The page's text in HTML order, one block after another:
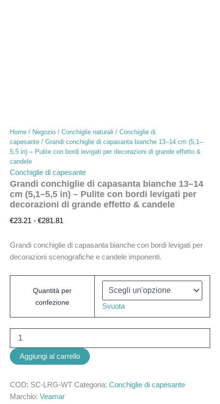
Home / Negozio / Conchiglie naturali / Conchiglie di
capesante / Grandi conchiglie di capasanta bianche 13–14 cm (5,1–
5,5 in) – Pulite con bordi levigati per decorazioni di grande effetto &
candele
Conchiglie di capesante
Grandi conchiglie di capasanta bianche 13–14
cm (5,1–5,5 in) – Pulite con bordi levigati per
decorazioni di grande effetto & candele
€23.21 - €281.81
Grandi conchiglie di capasanta bianche con bordi levigati per
decorazioni scenografiche e candele imponenti.
Quantità per
confezione
Svuota
Aggiungi al carrello
COD: SC-LRG-WT Categoria: Conchiglie di capesante
Marchio: Veamar